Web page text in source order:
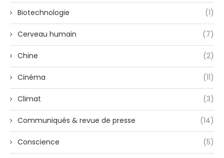
Biotechnologie (1)
Cerveau humain (7)
Chine (2)
Cinéma (11)
Climat (3)
Communiqués & revue de presse (14)
Conscience (5)